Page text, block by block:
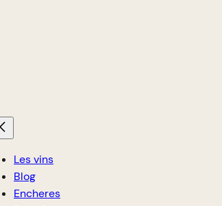
Les vins
Blog
Encheres